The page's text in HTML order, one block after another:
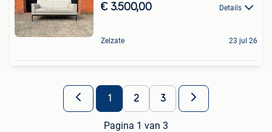
€ 3.500,00 Details
Zelzate 23 jul 26
1 2 3
Pagina 1 van 3